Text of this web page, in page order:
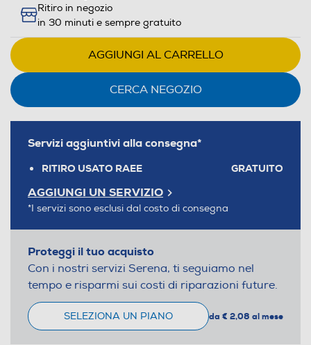
Ritiro in negozio
in 30 minuti e sempre gratuito
AGGIUNGI AL CARRELLO
CERCA NEGOZIO
Servizi aggiuntivi alla consegna*
RITIRO USATO RAEE GRATUITO
AGGIUNGI UN SERVIZIO
*I servizi sono esclusi dal costo di consegna
Proteggi il tuo acquisto
Con i nostri servizi Serena, ti seguiamo nel
tempo e risparmi sui costi di riparazioni future.
SELEZIONA UN PIANO da € 2,08 al mese